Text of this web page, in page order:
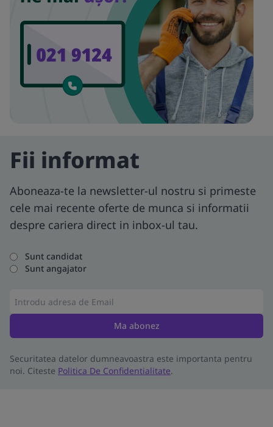
Fii informat
Aboneaza-te la newsletter-ul nostru si primeste
cele mai recente oferte de munca si informatii
despre cariera direct in inbox-ul tau.
Sunt candidat
Sunt angajator
Ma abonez
Securitatea datelor dumneavoastra este importanta pentru
noi. Citeste Politica De Confidentialitate.